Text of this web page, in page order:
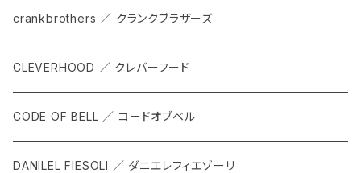
TKS
SACOCHE
ACCESSORY
ACCESORRIES
RIDE ACCESORRIES
crankbrothers ／ クランクブラザーズ
CLEVERHOOD ／ クレバーフード
CODE OF BELL ／ コードオブベル
DANILEL FIESOLI ／ ダニエレフィエゾーリ